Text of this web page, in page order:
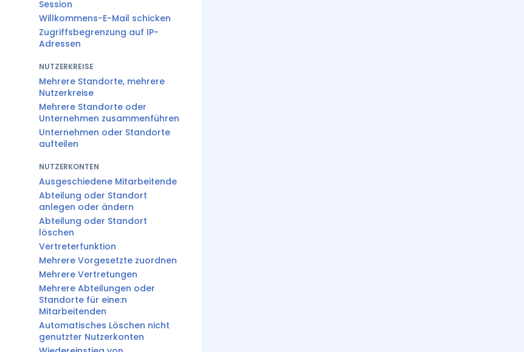
Session
Willkommens-E-Mail schicken
Zugriffsbegrenzung auf IP-
Adressen
NUTZERKREISE
Mehrere Standorte, mehrere
Nutzerkreise
Mehrere Standorte oder
Unternehmen zusammenführen
Unternehmen oder Standorte
aufteilen
NUTZERKONTEN
Ausgeschiedene Mitarbeitende
Abteilung oder Standort
anlegen oder ändern
Abteilung oder Standort
löschen
Vertreterfunktion
Mehrere Vorgesetzte zuordnen
Mehrere Vertretungen
Mehrere Abteilungen oder
Standorte für eine:n
Mitarbeitenden
Automatisches Löschen nicht
genutzter Nutzerkonten